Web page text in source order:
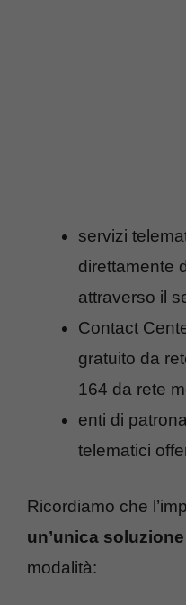
servizi
direttamente
attraverso il
Contact
gratuito da
164 da rete
enti di
telematici
Ricordiamo che
un’unica soluzione
modalità: